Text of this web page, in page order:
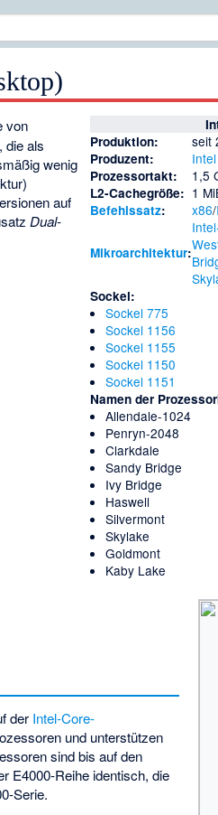
Produktion:
seit
Produzent: Intel
Prozessortakt: 1,5
L2-Cachegröße: 1
Befehlssatz: x86/
Mikroarchitektur:
Sockel:
Sockel 775
Sockel 1156
Sockel 1155
Sockel 1150
Sockel 1151
Namen der
Allendale-1024
Penryn-2048
Clarkdale
Sandy Bridge
Ivy Bridge
Haswell
Silvermont
Skylake
Goldmont
Kaby Lake
von
die als
wenig
auf
Dual-
der Intel-Core-
und unterstützen
sind bis auf den
E4000-Reihe identisch, die
Serie.